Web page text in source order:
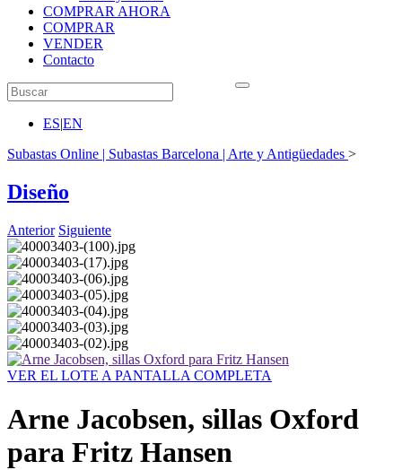
COMPRAR AHORA
COMPRAR
VENDER
Contacto
ES|EN
Subastas Online | Subastas Barcelona | Arte y Antigüedades >
Diseño
Anterior Siguiente
VER EL LOTE A PANTALLA COMPLETA
Arne Jacobsen, sillas Oxford
para Fritz Hansen